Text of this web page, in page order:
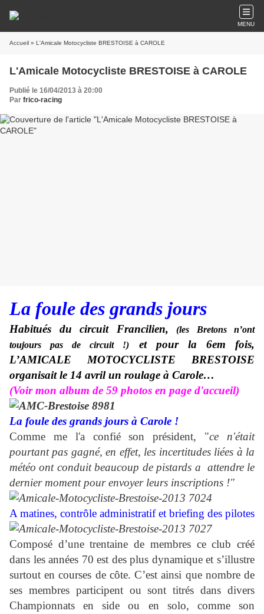
MENU
Accueil » L'Amicale Motocycliste BRESTOISE à CAROLE
L'Amicale Motocycliste BRESTOISE à CAROLE
Publié le 16/04/2013 à 20:00
Par frico-racing
La foule des grands jours
Habitués du circuit Francilien,
(les Bretons n’ont
toujours pas de circuit !)
et pour la 6em fois,
L’AMICALE MOTOCYCLISTE BRESTOISE
organisait le 14 avril un roulage à Carole…
(Voir mon album de 59 photos en page d'accueil)
La foule des grands jours à Carole !
Comme me l'a confié son président, "ce n'était
pourtant pas gagné, en effet, les incertitudes liées à la
météo ont conduit beaucoup de pistards a attendre le
dernier moment pour envoyer leurs inscriptions !"
A matines, contrôle administratif et briefing des pilotes
Composé d’une trentaine de membres ce club créé
dans les années 70 est des plus dynamique et s’illustre
surtout en courses de côte. C’est ainsi que nombre de
ses membres participent ou sont titrés dans divers
Championnats en side ou en solo, comme son